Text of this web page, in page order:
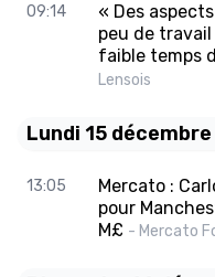
09:14
« Des
peu de travail
faible temps
Lensois
Lundi 15
13:05
Mercato :
pour
M£ - Mercato